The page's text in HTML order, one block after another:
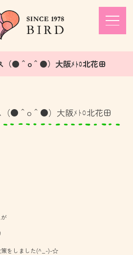
（●＾o＾●）大阪ﾒﾄﾛ北花田
●＾o＾●）大阪ﾒﾄﾛ北花田
策をしました(^_-)-☆